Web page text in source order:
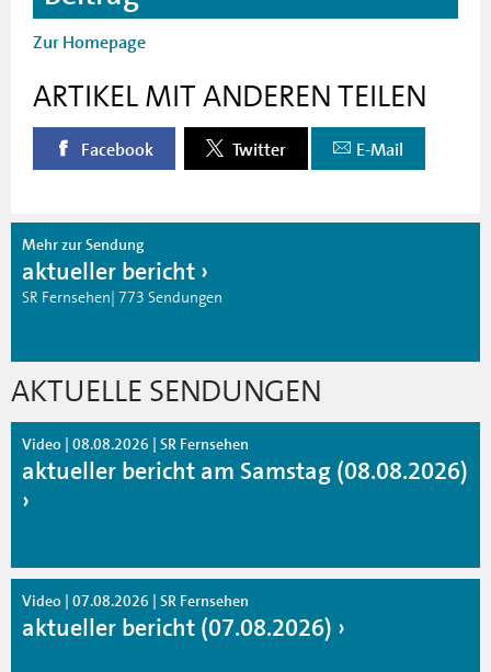
Zur Homepage
ARTIKEL MIT ANDEREN TEILEN
Facebook Twitter E-Mail
Mehr zur Sendung
aktueller bericht
SR Fernsehen| 773 Sendungen
AKTUELLE SENDUNGEN
Video | 08.08.2026 | SR Fernsehen
aktueller bericht am Samstag (08.08.2026)
Video | 07.08.2026 | SR Fernsehen
aktueller bericht (07.08.2026)